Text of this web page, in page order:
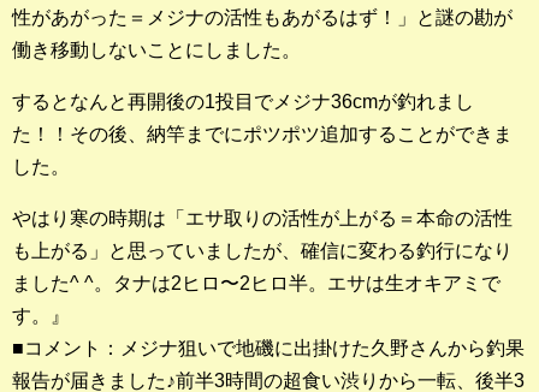
性があがった＝メジナの活性もあがるはず！」と謎の勘が
働き移動しないことにしました。
するとなんと再開後の1投目でメジナ36cmが釣れまし
た！！その後、納竿までにポツポツ追加することができま
した。
やはり寒の時期は「エサ取りの活性が上がる＝本命の活性
も上がる」と思っていましたが、確信に変わる釣行になり
ました^ ^。タナは2ヒロ〜2ヒロ半。エサは生オキアミで
す。』
■コメント：メジナ狙いで地磯に出掛けた久野さんから釣果
報告が届きました♪前半3時間の超食い渋りから一転、後半3
過去の釣果ランキング
ブログ・釣行記
スタッフブログ
店長釣行記
釣果投稿フォーム